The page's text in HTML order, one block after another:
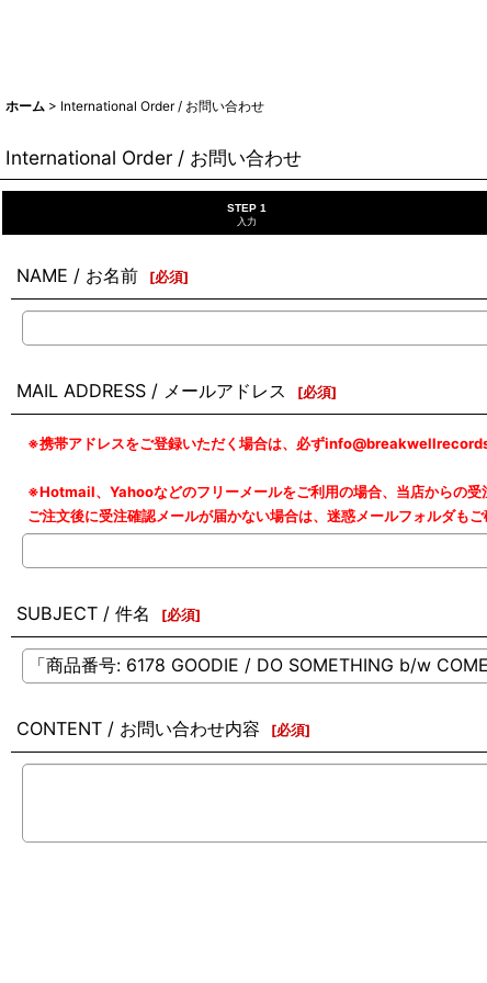
ホーム > International Order / お問い合わせ
International Order / お問い合わせ
STEP 1
入力
NAME / お名前 [必須]
MAIL ADDRESS / メールアドレス [必須]
※携帯アドレスをご登録いただく場合は、必ず
※Hotmail、Yahooなどのフリーメールをご利用の場合、当店からの
ご注文後に受注確認メールが届かない場合は、迷惑メールフォルダもご
SUBJECT / 件名 [必須]
CONTENT / お問い合わせ内容 [必須]